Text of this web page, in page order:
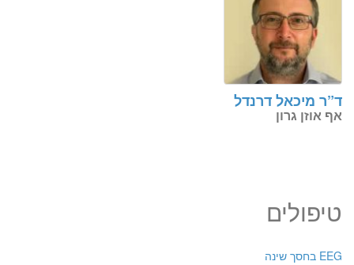
ד”ר מיכאל דרנדל
אף אוזן גרון
טיפולים
EEG בחסך שינה